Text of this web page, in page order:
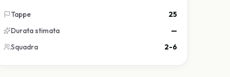
Tappe
25
Durata stimata
—
Squadra
2-6